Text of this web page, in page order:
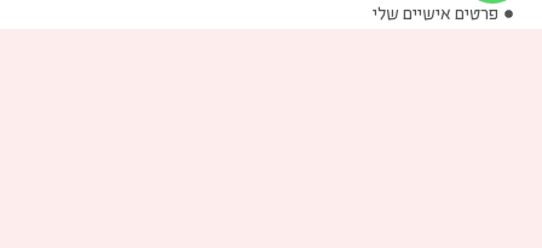
פרטים אישיים שלי